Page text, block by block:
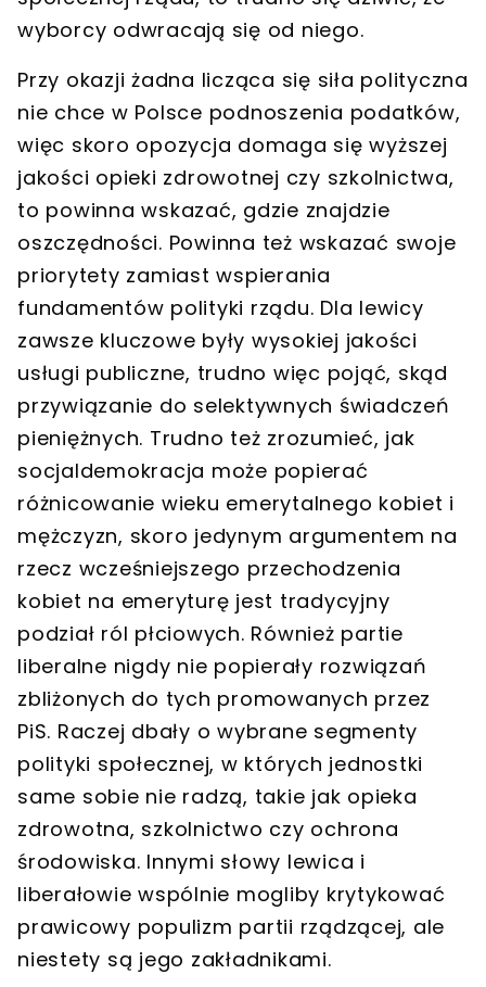
wyborcy odwracają się od niego.
Przy okazji żadna licząca się siła polityczna
nie chce w Polsce podnoszenia podatków,
więc skoro opozycja domaga się wyższej
jakości opieki zdrowotnej czy szkolnictwa,
to powinna wskazać, gdzie znajdzie
oszczędności. Powinna też wskazać swoje
priorytety zamiast wspierania
fundamentów polityki rządu. Dla lewicy
zawsze kluczowe były wysokiej jakości
usługi publiczne, trudno więc pojąć, skąd
przywiązanie do selektywnych świadczeń
pieniężnych. Trudno też zrozumieć, jak
socjaldemokracja może popierać
różnicowanie wieku emerytalnego kobiet i
mężczyzn, skoro jedynym argumentem na
rzecz wcześniejszego przechodzenia
kobiet na emeryturę jest tradycyjny
podział ról płciowych. Również partie
liberalne nigdy nie popierały rozwiązań
zbliżonych do tych promowanych przez
PiS. Raczej dbały o wybrane segmenty
polityki społecznej, w których jednostki
same sobie nie radzą, takie jak opieka
zdrowotna, szkolnictwo czy ochrona
środowiska. Innymi słowy lewica i
liberałowie wspólnie mogliby krytykować
prawicowy populizm partii rządzącej, ale
niestety są jego zakładnikami.